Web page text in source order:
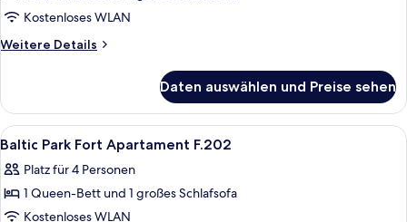
Park
Fort
anzeigen
Kostenloses WLAN
Weitere Details
Weitere
Park
Fort
Apartament
Daten auswählen und Preise sehen
Alle
Fotos
für
Baltic
Baltic Park Fort Apartament F.202 |
5
Baltic Park Fort Apartament F.202
Platz für 4 Personen
1 Queen-Bett und 1 großes Schlafsofa
Kostenloses WLAN